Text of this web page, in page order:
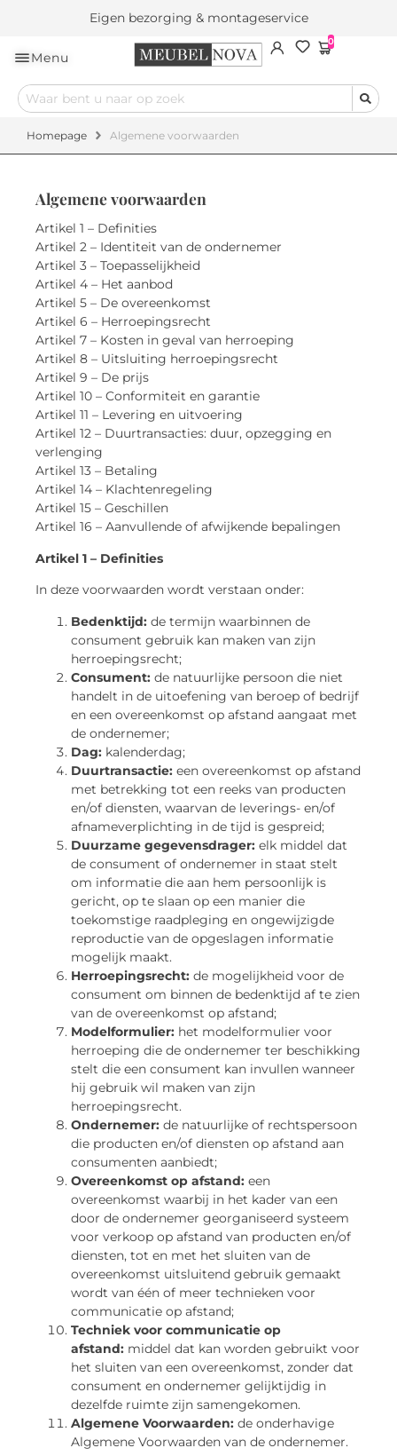
Eigen bezorging & montageservice
Menu
0
Homepage Algemene voorwaarden
Algemene voorwaarden
Artikel 1 – Definities
Artikel 2 – Identiteit van de ondernemer
Artikel 3 – Toepasselijkheid
Artikel 4 – Het aanbod
Artikel 5 – De overeenkomst
Artikel 6 – Herroepingsrecht
Artikel 7 – Kosten in geval van herroeping
Artikel 8 – Uitsluiting herroepingsrecht
Artikel 9 – De prijs
Artikel 10 – Conformiteit en garantie
Artikel 11 – Levering en uitvoering
Artikel 12 – Duurtransacties: duur, opzegging en
verlenging
Artikel 13 – Betaling
Artikel 14 – Klachtenregeling
Artikel 15 – Geschillen
Artikel 16 – Aanvullende of afwijkende bepalingen
Artikel 1 – Definities
In deze voorwaarden wordt verstaan onder:
Bedenktijd: de termijn waarbinnen de
consument gebruik kan maken van zijn
herroepingsrecht;
Consument: de natuurlijke persoon die niet
handelt in de uitoefening van beroep of bedrijf
en een overeenkomst op afstand aangaat met
de ondernemer;
Dag: kalenderdag;
Duurtransactie: een overeenkomst op afstand
met betrekking tot een reeks van producten
en/of diensten, waarvan de leverings- en/of
afnameverplichting in de tijd is gespreid;
Duurzame gegevensdrager: elk middel dat
de consument of ondernemer in staat stelt
om informatie die aan hem persoonlijk is
gericht, op te slaan op een manier die
toekomstige raadpleging en ongewijzigde
reproductie van de opgeslagen informatie
mogelijk maakt.
Herroepingsrecht: de mogelijkheid voor de
consument om binnen de bedenktijd af te zien
van de overeenkomst op afstand;
Modelformulier: het modelformulier voor
herroeping die de ondernemer ter beschikking
stelt die een consument kan invullen wanneer
hij gebruik wil maken van zijn
herroepingsrecht.
Ondernemer: de natuurlijke of rechtspersoon
die producten en/of diensten op afstand aan
consumenten aanbiedt;
Overeenkomst op afstand: een
overeenkomst waarbij in het kader van een
door de ondernemer georganiseerd systeem
voor verkoop op afstand van producten en/of
diensten, tot en met het sluiten van de
overeenkomst uitsluitend gebruik gemaakt
wordt van één of meer technieken voor
communicatie op afstand;
Techniek voor communicatie op
afstand: middel dat kan worden gebruikt voor
het sluiten van een overeenkomst, zonder dat
consument en ondernemer gelijktijdig in
dezelfde ruimte zijn samengekomen.
Algemene Voorwaarden: de onderhavige
Algemene Voorwaarden van de ondernemer.